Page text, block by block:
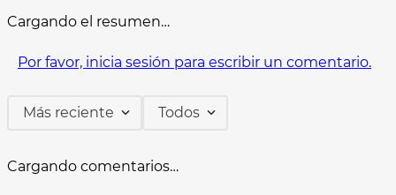
Cargando el resumen…
Por favor, inicia sesión para escribir un comentario.
Más reciente Todos
Cargando comentarios…